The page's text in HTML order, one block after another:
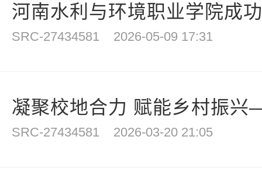
河南水利与环境职业学院成
SRC-27434581 2026-05-09 17:31
凝聚校地合力 赋能乡村振
SRC-27434581 2026-03-20 21:05